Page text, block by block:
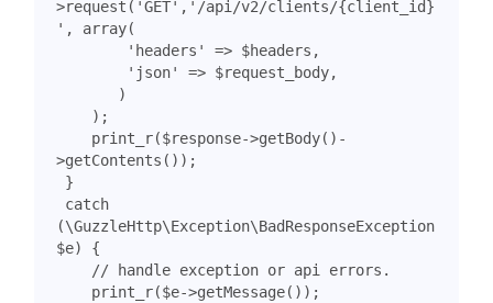
>request ( 'GET' , '/api/v2/clients/{client_id}
' , array(
'headers'
=> $headers ,
'json'
=> $request_body,
)
);
print_r($response->getBody() -
>getContents ());
}
catch
(\GuzzleHttp\Exception\BadResponseException
$e)
{
print_r($e->getMessage());